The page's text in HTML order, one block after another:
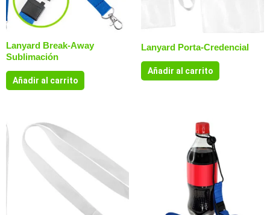
Lanyard Break-Away
Sublimación
Añadir al carrito
Lanyard Porta-Credencial
Añadir al carrito